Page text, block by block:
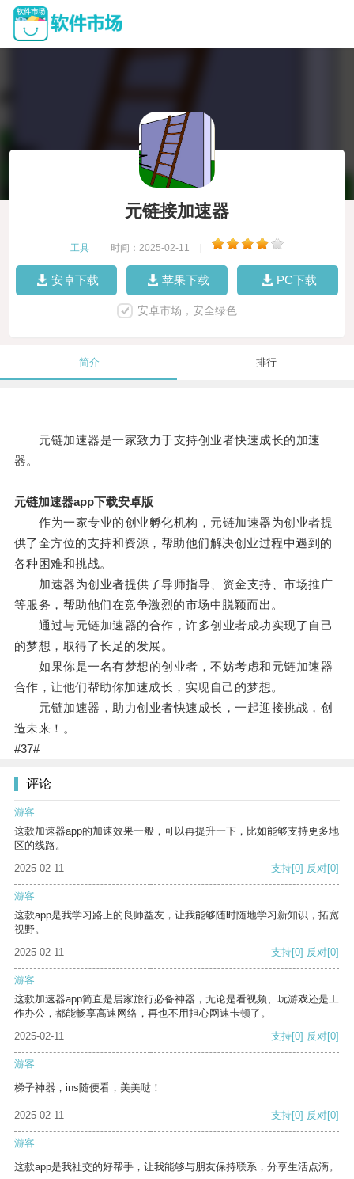
元链接加速器
工具 时间：2025-02-11
安卓下载 苹果下载 PC下载
安卓市场，安全绿色
简介 排行
元链加速器是一家致力于支持创业者快速成长的加速
器。
元链加速器app下载安卓版
作为一家专业的创业孵化机构，元链加速器为创业者提
供了全方位的支持和资源，帮助他们解决创业过程中遇到的
各种困难和挑战。
加速器为创业者提供了导师指导、资金支持、市场推广
等服务，帮助他们在竞争激烈的市场中脱颖而出。
通过与元链加速器的合作，许多创业者成功实现了自己
的梦想，取得了长足的发展。
如果你是一名有梦想的创业者，不妨考虑和元链加速器
合作，让他们帮助你加速成长，实现自己的梦想。
元链加速器，助力创业者快速成长，一起迎接挑战，创
造未来！。
#37#
评论
游客
这款加速器app的加速效果一般，可以再提升一下，比如能够支持更多地
区的线路。
2025-02-11
支持[0] 反对[0]
游客
这款app是我学习路上的良师益友，让我能够随时随地学习新知识，拓宽
视野。
2025-02-11
支持[0] 反对[0]
游客
这款加速器app简直是居家旅行必备神器，无论是看视频、玩游戏还是工
作办公，都能畅享高速网络，再也不用担心网速卡顿了。
2025-02-11
支持[0] 反对[0]
游客
梯子神器，ins随便看，美美哒！
2025-02-11 支持[0] 反对[0]
游客
这款app是我社交的好帮手，让我能够与朋友保持联系，分享生活点滴。